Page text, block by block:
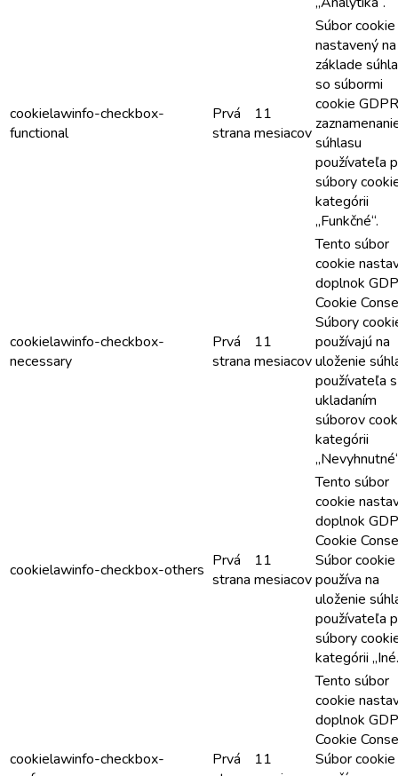
cookielawinfo-checkbox-
functional
Prvá
strana
11
mesiacov
Súbor
nastavený na
základe
so súbormi
cookie
súhlasu
používateľa
súbory
kategórii
„Funkčné“.
cookielawinfo-checkbox-
necessary
Prvá
strana
11
mesiacov
Tento súbor
cookie
doplnok
Cookie
Súbory
používajú na
uloženie
používateľa s
ukladaním
súborov
kategórii
cookielawinfo-checkbox-others Prvá
strana
11
mesiacov
Tento súbor
cookie
doplnok
Cookie
Súbor
používa na
uloženie
používateľa
súbory
kategórii „Iné.
cookielawinfo-checkbox-
Prvá
11
Tento súbor
cookie
doplnok
Cookie
Súbor